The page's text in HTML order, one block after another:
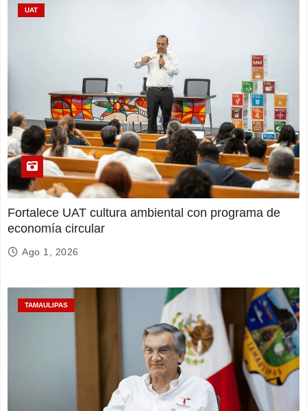
UAT
Fortalece UAT cultura ambiental con programa de
economía circular
Ago 1, 2026
TAMAULIPAS